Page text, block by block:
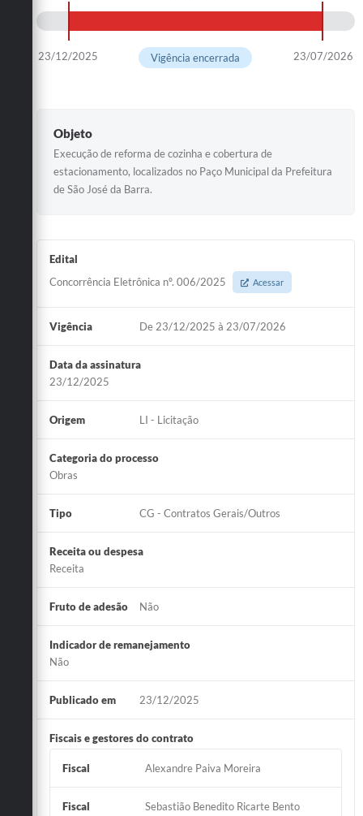
23/12/2025 23/07/2026
Vigência encerrada
Objeto
Execução de reforma de cozinha e cobertura de
estacionamento, localizados no Paço Municipal da Prefeitura
de São José da Barra.
Edital
Concorrência Eletrônica nº. 006/2025
Acessar
Vigência De 23/12/2025 à 23/07/2026
Data da assinatura
23/12/2025
Origem LI - Licitação
Categoria do processo
Obras
Tipo CG - Contratos Gerais/Outros
Receita ou despesa
Receita
Fruto de adesão Não
Indicador de remanejamento
Não
Publicado em 23/12/2025
Fiscais e gestores do contrato
Fiscal Alexandre Paiva Moreira
Fiscal Sebastião Benedito Ricarte Bento